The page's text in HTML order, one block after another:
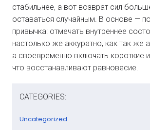
стабильнее, а вот возврат сил
оставаться случайным. В основе —
привычка: отмечать внутреннее
настолько же аккуратно, как так же
а своевременно включать короткие
что восстанавливают равновесие.
CATEGORIES:
Uncategorized